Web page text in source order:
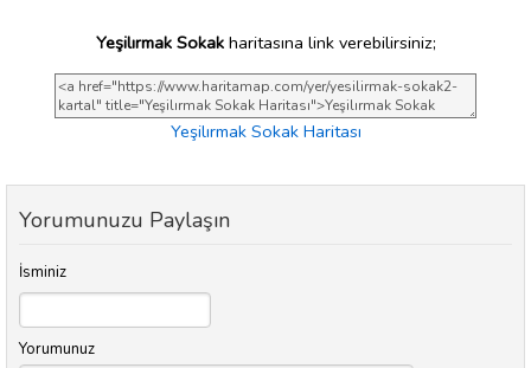
Yeşilırmak Sokakharitasına link verebilirsiniz;
Yeşilırmak Sokak Haritası
Yorumunuzu Paylaşın
İsminiz
Yorumunuz